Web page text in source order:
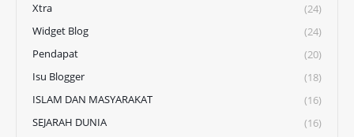
Xtra
(24)
Widget Blog
(24)
Pendapat
(20)
Isu Blogger
(18)
ISLAM DAN MASYARAKAT
(16)
SEJARAH DUNIA
(16)